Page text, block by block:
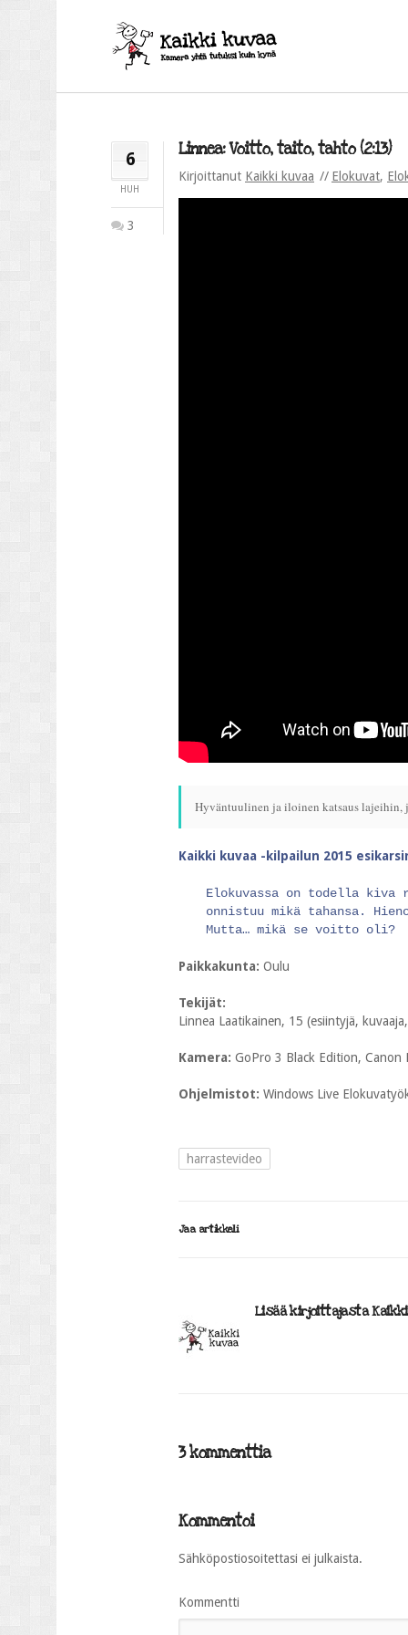
6
HUH
3
Linnea: Voitto, taito, tahto (2:13)
Kirjoittanut Kaikki kuvaa Elokuvat,
Hyväntuulinen ja iloinen katsaus lajeihin,
Kaikki kuvaa -kilpailun 2015
Elokuvassa on todella
onnistuu mikä tahansa.
Mutta… mikä se voitto oli?
Paikkakunta: Oulu
Tekijät:
Linnea Laatikainen, 15 (esiintyjä,
Kamera: GoPro 3 Black Edition, Canon
Ohjelmistot: Windows Live
harrastevideo
Jaa artikkeli
Lisää kirjoittajasta
3 kommenttia
Kommentoi
Sähköpostiosoitettasi ei julkaista.
Kommentti